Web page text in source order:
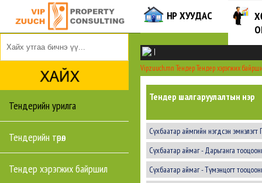
Тендерийн урилга
Тендерийн төрөл
Тендер хэрэгжих байршил
НҮҮР ХУУДАС
|
Vipzuuch.mn ТендерТендер хэрэгжих
Тендер шалгаруулалтын нэр
Сүхбаатар аймгийн нэгдсэн
Сүхбаатар аймаг - Дарьганга
Сүхбаатар аймаг - Түмэнцогт